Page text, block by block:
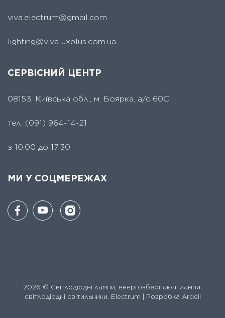
viva.electrum@gmail.com
lighting@vivaluxplus.com.ua
СЕРВІСНИЙ ЦЕНТР
08153, Київська обл., м. Боярка, а/с 60С
тел. (091) 964-14-21
з 10.00 до 17:30
МИ У СОЦМЕРЕЖАХ
2026 © Світлодіодні лампи, енергозберігаючі лампи,
світлодіодні світильники. Electrum | Розробка Ardeil